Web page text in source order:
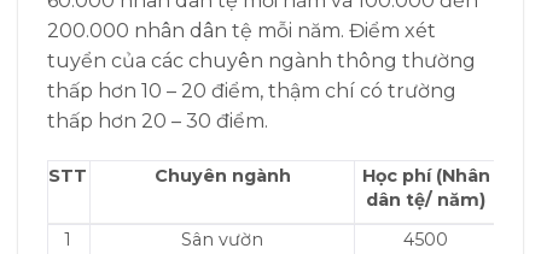
200.000 nhân dân tệ mỗi năm. Điểm xét
tuyển của các chuyên ngành thông thường
thấp hơn 10 – 20 điểm, thậm chí có trường
thấp hơn 20 – 30 điểm.
STT Chuyên ngành
Học phí (Nhân
dân tệ/ năm)
1
Sân vườn
4500